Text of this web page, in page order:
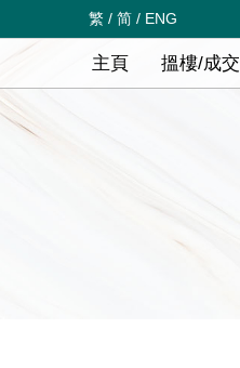
繁 / 简 / ENG
主頁 搵樓/成交